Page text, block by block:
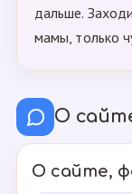
дальше.
мамы, только
О
О сайте,